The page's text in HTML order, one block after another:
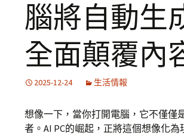
腦將自動生
全面顛覆內
2025-12-24 生活情報
想像一下，當你打開電腦，它不僅僅
者。AI PC的崛起，正將這個想像化